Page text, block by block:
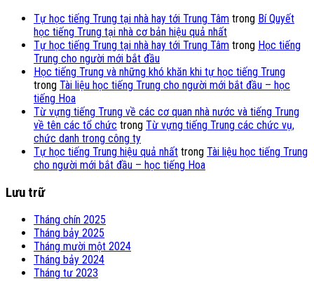
Tự học tiếng Trung tại nhà hay tới Trung Tâm trong Bí Quyết
học tiếng Trung tại nhà cơ bản hiệu quả nhất
Tự học tiếng Trung tại nhà hay tới Trung Tâm trong Học tiếng
Trung cho người mới bắt đầu
Học tiếng Trung và những khó khăn khi tự học tiếng Trung
trong Tài liệu học tiếng Trung cho người mới bắt đầu – học
tiếng Hoa
Từ vựng tiếng Trung về các cơ quan nhà nước và tiếng Trung
về tên các tổ chức trong Từ vựng tiếng Trung các chức vụ,
chức danh trong công ty
Tự học tiếng Trung hiệu quả nhất trong Tài liệu học tiếng Trung
cho người mới bắt đầu – học tiếng Hoa
Lưu trữ
Tháng chín 2025
Tháng bảy 2025
Tháng mười một 2024
Tháng bảy 2024
Tháng tư 2023